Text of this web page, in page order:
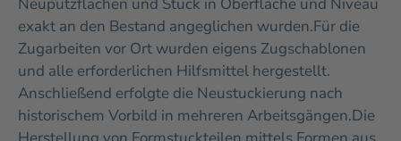
exakt an den Bestand angeglichen wurden.Für die
Zugarbeiten vor Ort wurden eigens Zugschablonen
und alle erforderlichen Hilfsmittel hergestellt.
Anschließend erfolgte die Neustuckierung nach
historischem Vorbild in mehreren Arbeitsgängen.Die